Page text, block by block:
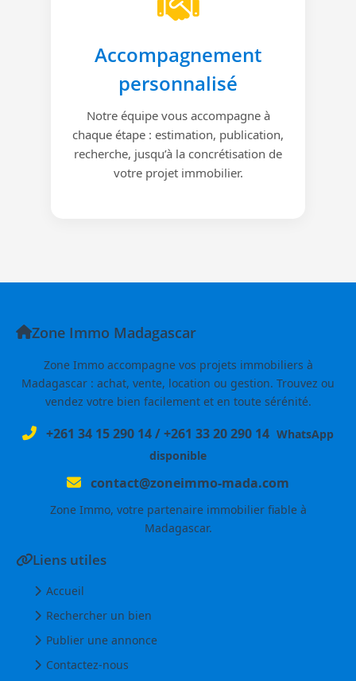
Accompagnement
personnalisé
Notre équipe vous accompagne à
chaque étape : estimation, publication,
recherche, jusqu’à la concrétisation de
votre projet immobilier.
Zone Immo Madagascar
Zone Immo accompagne vos projets immobiliers à
Madagascar : achat, vente, location ou gestion. Trouvez ou
vendez votre bien facilement et en toute sérénité.
+261 34 15 290 14/+261 33 20 290 14 WhatsApp
disponible
contact@zoneimmo-mada.com
Zone Immo, votre partenaire immobilier fiable à
Madagascar.
Liens utiles
Accueil
Rechercher un bien
Publier une annonce
Contactez-nous